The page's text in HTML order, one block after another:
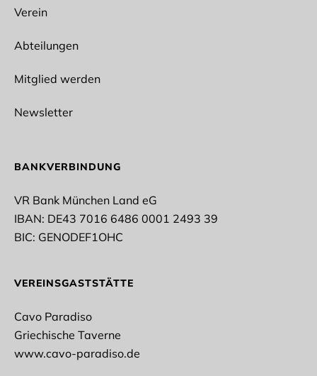
Spikeball
Wun Hop Kuen Do
Outdoor
Rope Skipping
Stockschießen
* Pflichtfelder
der datenschutzrechtlichen Einwilligungserklärung
zu.
Datenschutzerklärung
Verein
Abteilungen
Mitglied werden
Newsletter
BANKVERBINDUNG
VR Bank München Land eG
IBAN: DE43 7016 6486 0001 2493 39
BIC: GENODEF1OHC
VEREINSGASTSTÄTTE
Cavo Paradiso
Griechische Taverne
www.cavo-paradiso.de